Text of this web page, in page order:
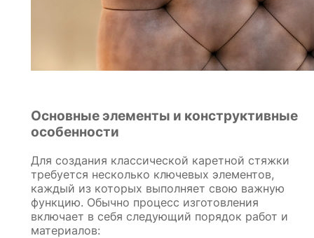
Основные элементы и конструктивные
особенности
Для создания классической каретной стяжки
требуется несколько ключевых элементов,
каждый из которых выполняет свою важную
функцию. Обычно процесс изготовления
включает в себя следующий порядок работ и
материалов: